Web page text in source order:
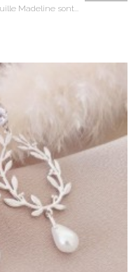
Madeline sont...